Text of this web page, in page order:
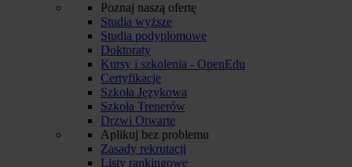
Poznaj naszą ofertę
Studia wyższe
Studia podyplomowe
Doktoraty
Kursy i szkolenia - OpenEdu
Certyfikacje
Szkoła Językowa
Szkoła Trenerów
Drzwi Otwarte
Aplikuj bez problemu
Zasady rekrutacji
Listy rankingowe